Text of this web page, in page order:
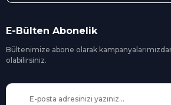
E-Bülten Abonelik
Bültenimize abone olarak
olabilirsiniz.